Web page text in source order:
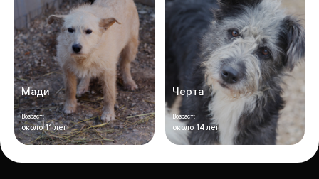
Мади
Возраст:
около 11 лет
Черта
Возраст:
около 14 лет